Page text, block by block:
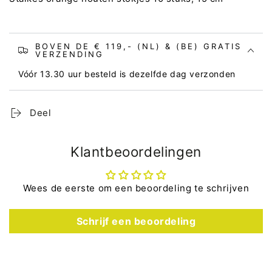
BOVEN DE € 119,- (NL) & (BE) GRATIS
VERZENDING
Vóór 13.30 uur besteld is dezelfde dag verzonden
Deel
Klantbeoordelingen
Wees de eerste om een beoordeling te schrijven
Schrijf een beoordeling